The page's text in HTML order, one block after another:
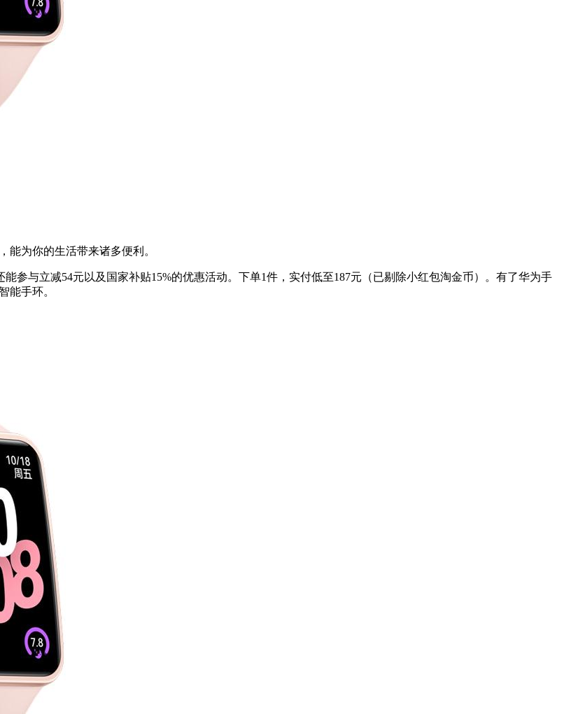
能为你的生活带来诸多便利。
参与立减54元以及国家补贴15%的优惠活动。下单1件，实付低至187元（已剔除小红包淘金币）。有了华为手
能手环。